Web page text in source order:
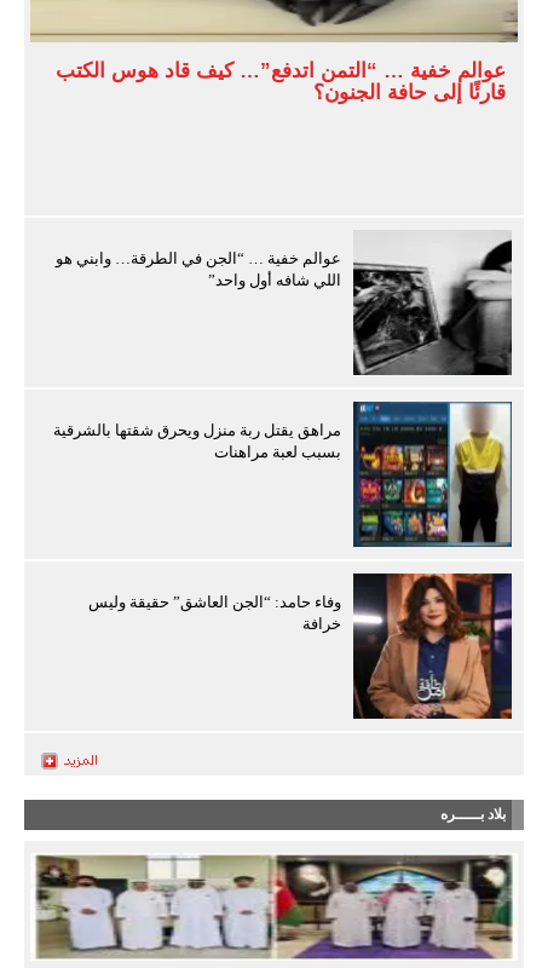
عوالم خفية … “التمن اتدفع”… كيف قاد هوس الكتب
قارئًا إلى حافة الجنون؟
عوالم خفية … “الجن في الطرقة… وابني هو
اللي شافه أول واحد”
مراهق يقتل ربة منزل ويحرق شقتها بالشرقية
بسبب لعبة مراهنات
وفاء حامد: “الجن العاشق” حقيقة وليس
خرافة
بلاد بـــــره